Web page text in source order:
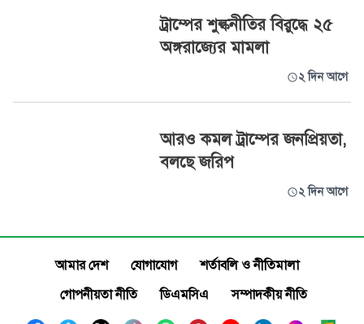
ট্রাম্পের শুল্কনীতির বিরুদ্ধে ২৫
অঙ্গরাজ্যের মামলা
২ দিন আগে
আরও কমল ট্রাম্পের জনপ্রিয়তা,
বলছে জরিপ
২ দিন আগে
আমার দেশ যোগাযোগ
শর্তাবলি ও নীতিমালা
গোপনীয়তা নীতি
ডিএমসিএ সম্পাদকীয় নীতি